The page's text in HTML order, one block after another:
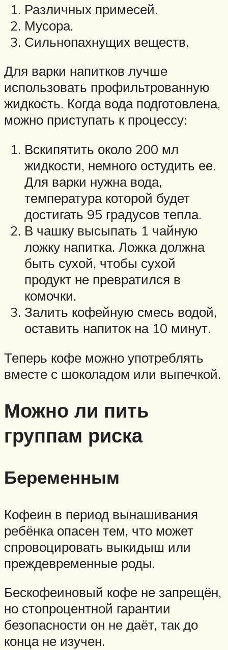
Различных примесей.
Мусора.
Сильнопахнущих веществ.
Для варки напитков лучше
использовать профильтрованную
жидкость. Когда вода подготовлена,
можно приступать к процессу:
Вскипятить около 200 мл
жидкости, немного остудить ее.
Для варки нужна вода,
температура которой будет
достигать 95 градусов тепла.
В чашку высыпать 1 чайную
ложку напитка. Ложка должна
быть сухой, чтобы сухой
продукт не превратился в
комочки.
Залить кофейную смесь водой,
оставить напиток на 10 минут.
Теперь кофе можно употреблять
вместе с шоколадом или выпечкой.
Можно ли пить
группам риска
Беременным
Кофеин в период вынашивания
ребёнка опасен тем, что может
спровоцировать выкидыш или
преждевременные роды.
Бескофеиновый кофе не запрещён,
но стопроцентной гарантии
безопасности он не даёт, так до
конца не изучен.